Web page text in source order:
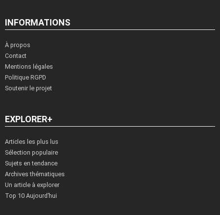
INFORMATIONS
À propos
Contact
Mentions légales
Politique RGPD
Soutenir le projet
EXPLORER+
Articles les plus lus
Sélection populaire
Sujets en tendance
Archives thématiques
Un article à explorer
Top 10 Aujourd’hui